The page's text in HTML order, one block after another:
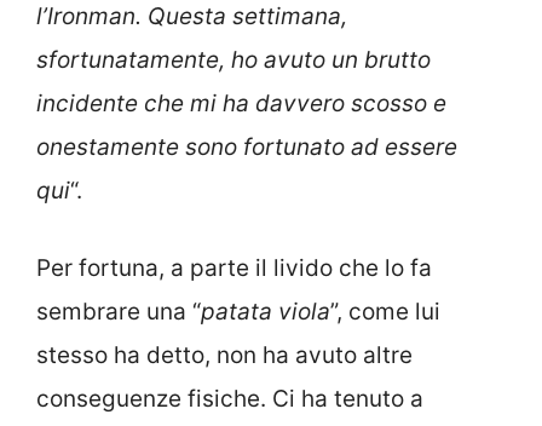
l’Ironman. Questa settimana,
sfortunatamente, ho avuto un brutto
incidente che mi ha davvero scosso e
onestamente sono fortunato ad essere
qui“.
Per fortuna, a parte il livido che lo fa
sembrare una “patata viola”, come lui
stesso ha detto, non ha avuto altre
conseguenze fisiche. Ci ha tenuto a